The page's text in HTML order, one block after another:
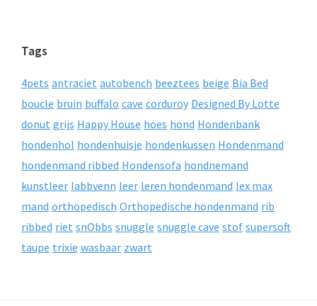
Tags
4pets antraciet autobench beeztees beige Bia Bed
boucle bruin buffalo cave corduroy Designed By Lotte
donut grijs Happy House hoes hond Hondenbank
hondenhol hondenhuisje hondenkussen Hondenmand
hondenmand ribbed Hondensofa hondnemand
kunstleer labbvenn leer leren hondenmand lex max
mand orthopedisch Orthopedische hondenmand rib
ribbed riet snObbs snuggle snuggle cave stof supersoft
taupe trixie wasbaar zwart